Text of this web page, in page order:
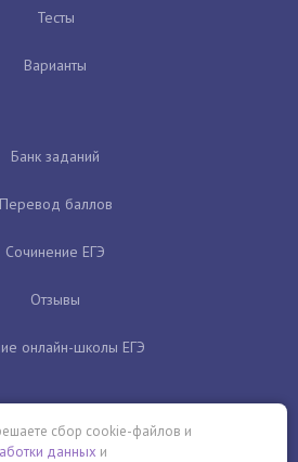
Тесты
Варианты
Банк заданий
Перевод баллов
Сочинение ЕГЭ
Отзывы
онлайн-школы ЕГЭ
сбор cookie-файлов и
данных и